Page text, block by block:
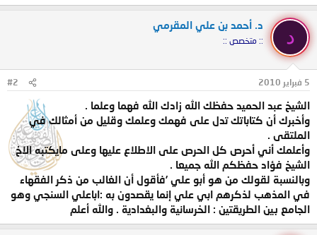
د
د. أحمد بن علي المقرمي
:: متخصص ::
5 فبراير 2010 #2
الشيخ عبد الحميد حفظك الله زادك الله فهما وعلما .
وأخبرك أن كتاباتك تدل على فهمك وعلمك وقليل من أمثالك في
الملتقى .
وأعلمك أني أحرص كل الحرص على الاطلاع عليها وعلى مايكتبه الاخ
الشيخ فؤاد حفظكم الله جميعا .
وبالنسبة لقولك من هو أبو علي ’فأقول أن الغالب من ذكر الفقهاء
في المذهب لذكرهم ابي علي إنما يقصدون به :اباعلي السنجي وهو
الجامع بين الطريقتين : الخرسانية والبغدادية . والله أعلم